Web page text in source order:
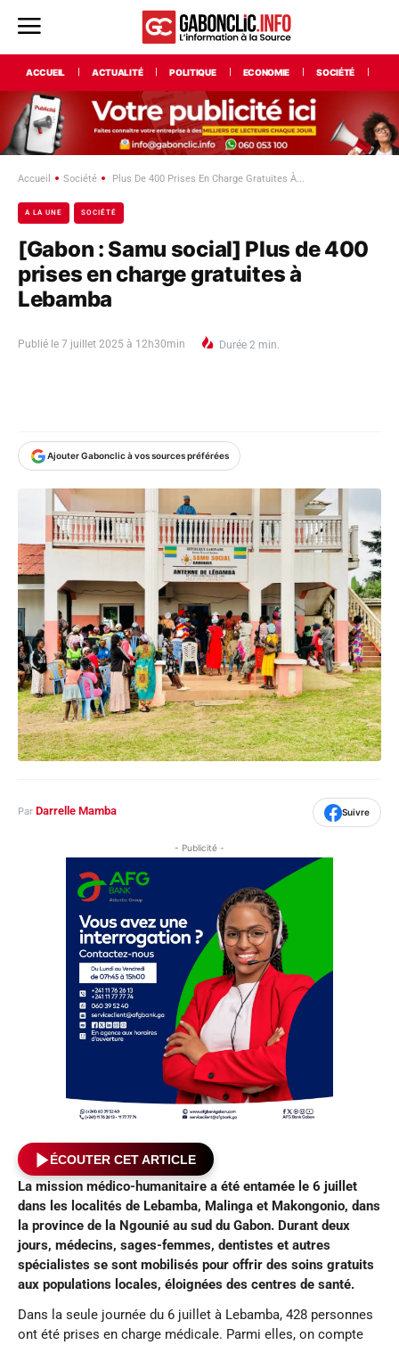
ACCUEIL ACTUALITÉ POLITIQUE ECONOMIE SOCIÉTÉ
Accueil Société Plus De 400 Prises En Charge Gratuites À...
A LA UNE SOCIÉTÉ
[Gabon : Samu social] Plus de 400
prises en charge gratuites à
Lebamba
Publié le 7 juillet 2025 à 12h30min Durée 2 min.
Ajouter Gabonclic à vos sources préférées
Par Darrelle Mamba Suivre
- Publicité -
ÉCOUTER CET ARTICLE
La mission médico-humanitaire a été entamée le 6 juillet
dans les localités de Lebamba, Malinga et Makongonio, dans
la province de la Ngounié au sud du Gabon. Durant deux
jours, médecins, sages-femmes, dentistes et autres
spécialistes se sont mobilisés pour offrir des soins gratuits
aux populations locales, éloignées des centres de santé.
Dans la seule journée du 6 juillet à Lebamba, 428 personnes
ont été prises en charge médicale. Parmi elles, on compte